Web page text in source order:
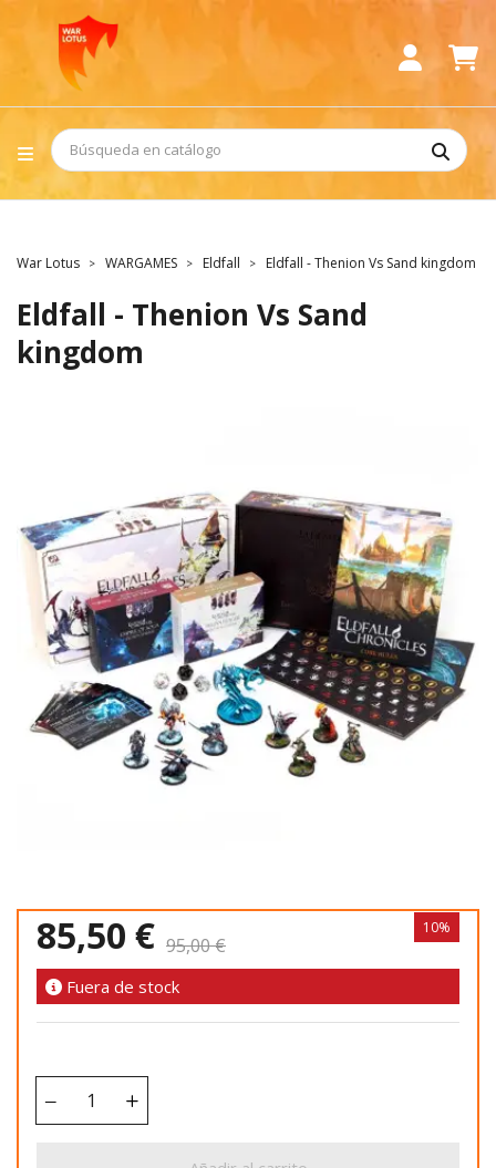
War Lotus WARGAMES Eldfall Eldfall - Thenion Vs Sand kingdom
Eldfall - Thenion Vs Sand
kingdom
85,50 € 95,00 €
10%
Fuera de stock